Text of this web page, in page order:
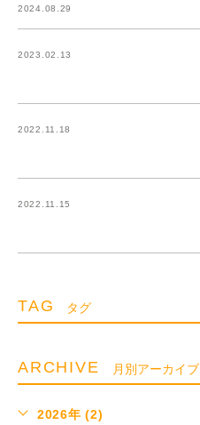
2024.08.29
2023.02.13
2022.11.18
2022.11.15
TAG タグ
ARCHIVE 月別アーカイブ
2026年 (2)